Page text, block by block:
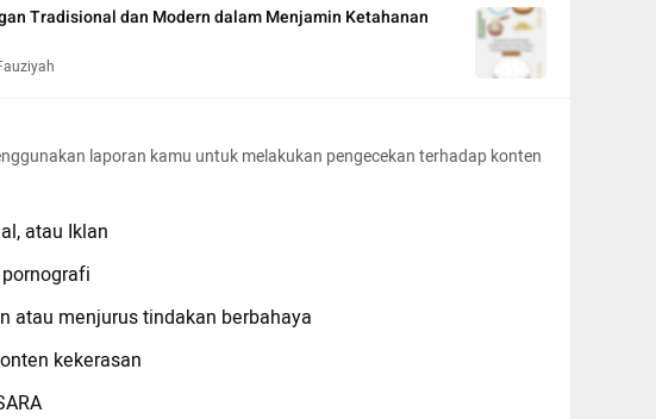
Tradisional dan Modern dalam Menjamin Ketahanan
laporan kamu untuk melakukan pengecekan terhadap konten
atau Iklan
atau menjurus tindakan berbahaya
kekerasan